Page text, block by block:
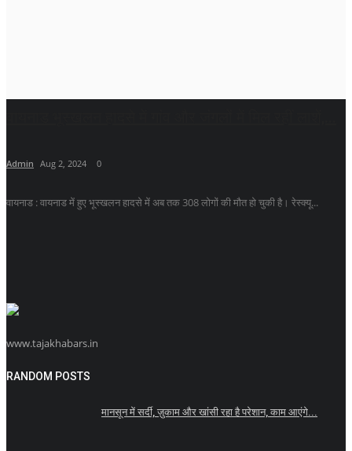
Admin Aug 2, 2024 0
वायनाड : वायनाड में हुए भूस्खलन हादसे में अब तक 308 लोगों की मौत हो चुकी है। रेस्क्यू...
www.tajakhabars.in
RANDOM POSTS
मानसून में सर्दी, ज़ुकाम और खांसी रहा है परेशान, काम आएंगे...